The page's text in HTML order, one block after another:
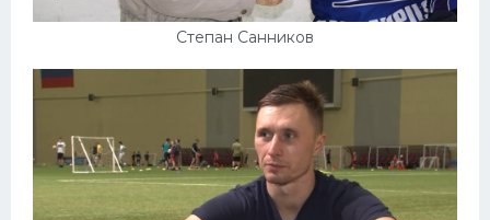
Степан Санников